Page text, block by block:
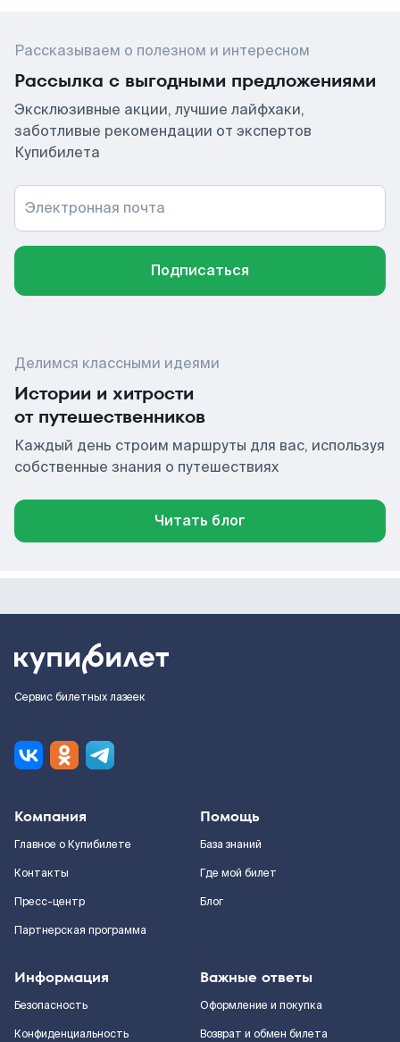
Рассказываем о полезном и интересном
Рассылка с выгодными предложениями
Эксклюзивные акции, лучшие лайфхаки,
заботливые рекомендации от экспертов
Купибилета
Электронная почта
Подписаться
Делимся классными идеями
Истории и хитрости
от путешественников
Каждый день строим маршруты для вас, используя
собственные знания о путешествиях
Читать блог
Сервис билетных лазеек
Компания
Главное о Купибилете
Контакты
Пресс-центр
Партнерская программа
Помощь
База знаний
Где мой билет
Блог
Информация
Безопасность
Конфиденциальность
Важные ответы
Оформление и покупка
Возврат и обмен билета